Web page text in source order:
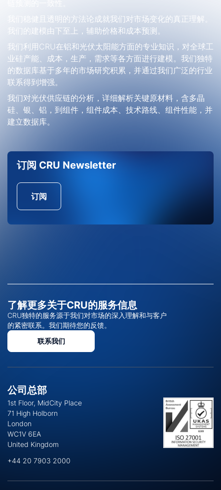
我们稳健且透明的方法论成就我们对市场变化的真正理解。
我们的建模由下至上，辅助价格和成本预测。
我们利用CRU在铝和光伏太阳能方面的专业知识，对全球工
业硅产能、成本，生产，需求等各方面进行建模。我们独特
的数据库基于多年的市场研究积累，并通过我们广泛的行业
联系得到增强。
我们对光伏供应链的分析，详细解析关键原材料，含多晶
硅、银、铝，到组件，组件成本、技术路线、组件性能，并
建立数据库。
订阅 CRU Newsletter
订阅
了解更多关于CRU的服务信息
CRU独特的服务源于我们对市场的深入理解和与客户
的紧密联系。我们期待您的反馈。
联系我们
公司总部
1st Floor, MidCity Place
71 High Holborn
London
WC1V 6EA
United Kingdom
+44 20 7903 2000